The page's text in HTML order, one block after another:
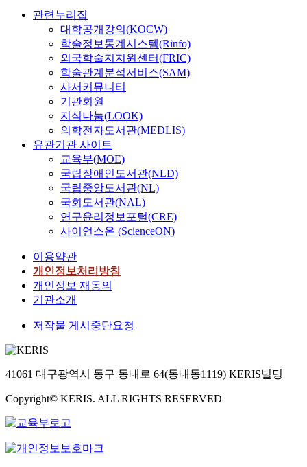
관련누리집
대학공개강의(KOCW)
학술정보통계시스템(Rinfo)
외국학술지지원센터(FRIC)
학술관계분석서비스(SAM)
사서커뮤니티
기관회원
지식나눔(LOOK)
의학전자도서관(MEDLIS)
유관기관 사이트
교육부(MOE)
국립장애인도서관(NLD)
국립중앙도서관(NL)
국회도서관(NAL)
연구윤리정보포털(CRE)
사이언스온 (ScienceON)
이용약관
개인정보처리방침
개인정보 재동의
기관소개
저작물 게시중단요청
41061 대구광역시 동구 동내로 64(동내동1119) KERIS빌딩
Copyright© KERIS. ALL RIGHTS RESERVED